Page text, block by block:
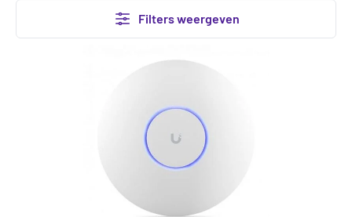
Filters weergeven